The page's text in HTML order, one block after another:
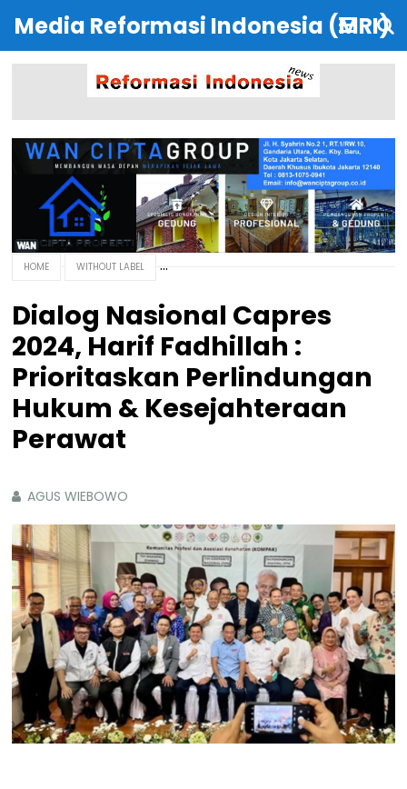
Media Reformasi Indonesia (MRI)
HOME WITHOUT LABEL
Dialog Nasional Capres
2024, Harif Fadhillah :
Prioritaskan Perlindungan
Hukum & Kesejahteraan
Perawat
AGUS WIEBOWO